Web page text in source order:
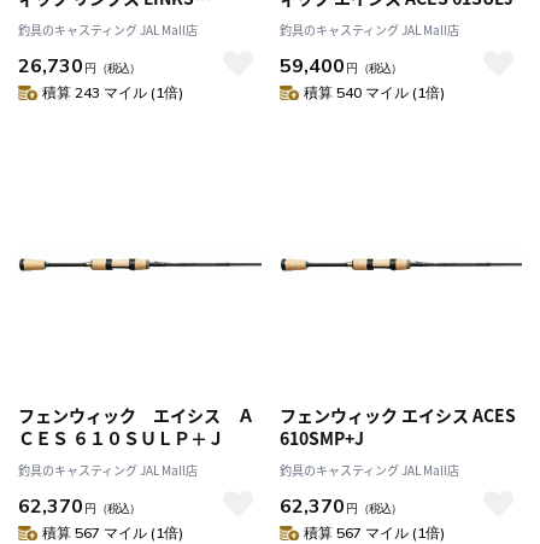
64SXULJ
釣具のキャスティング JAL Mall店
26,730 円 （税込）
積算 243 マイル (1倍)
釣具のキャスティング JAL Mall店
59,400 円 （税込）
積算 540 マイル (1倍)
フェンウィック エイシス Ａ
ＣＥＳ ６１０ＳＵＬＰ＋Ｊ
釣具のキャスティング JAL Mall店
62,370 円 （税込）
積算 567 マイル (1倍)
フェンウィック エイシス ACES
610SMP+J
釣具のキャスティング JAL Mall店
62,370 円 （税込）
積算 567 マイル (1倍)